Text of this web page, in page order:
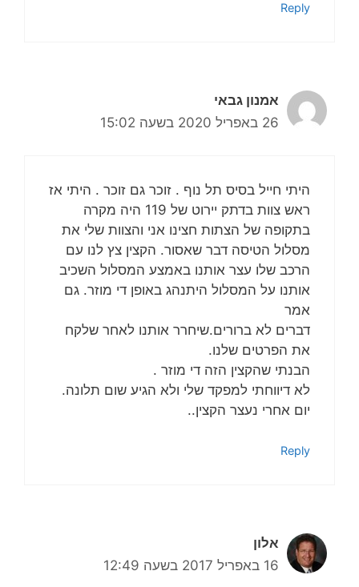
Reply
אמנון גבאי
26 באפריל 2020 בשעה 15:02
היתי חייל בסיס תל נוף . זוכר גם זוכר . היתי אז
ראש צוות בדתק יירוט של 119 היה מקרה
בתקופה של הצתות חצינו אני והצוות שלי את
מסלול הטיסה דבר שאסור. הקצין צץ לנו עם
הרכב שלו עצר אותנו באמצע המסלול השכיב
אותנו על המסלול היתנהג באופן די מוזר. גם
אמר
דברים לא ברורים.שיחרר אותנו לאחר שלקח
את הפרטים שלנו.
הבנתי שהקצין הזה די מוזר .
לא דיווחתי למפקד שלי ולא הגיע שום תלונה.
יום אחרי נעצר הקצין..
Reply
אלון
16 באפריל 2017 בשעה 12:49